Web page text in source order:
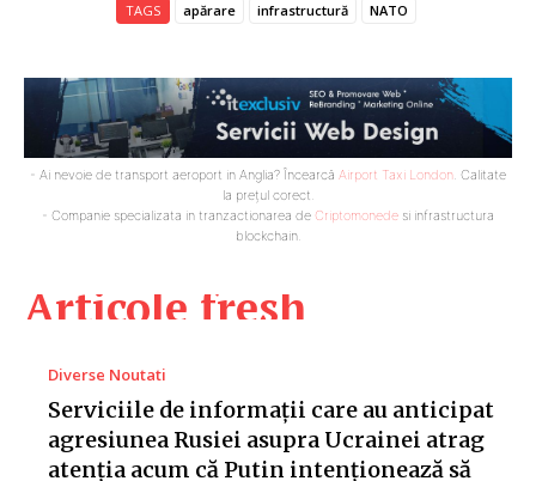
Articole fresh
Diverse Noutati
Serviciile de informații care au anticipat
agresiunea Rusiei asupra Ucrainei atrag
atenția acum că Putin intenționează să
TAGS apărare infrastructură NATO
- Ai nevoie de transport aeroport in Anglia? Încearcă Airport Taxi London. Calitate
la prețul corect.
- Companie specializata in tranzactionarea de Criptomonede si infrastructura
blockchain.